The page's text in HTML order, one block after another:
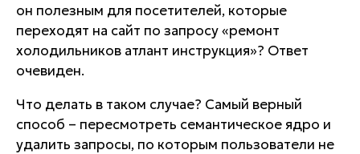
он полезным для посетителей, которые
переходят на сайт по запросу «ремонт
холодильников атлант инструкция»? Ответ
очевиден.
Что делать в таком случае? Самый верный
способ – пересмотреть семантическое ядро и
удалить запросы, по которым пользователи не